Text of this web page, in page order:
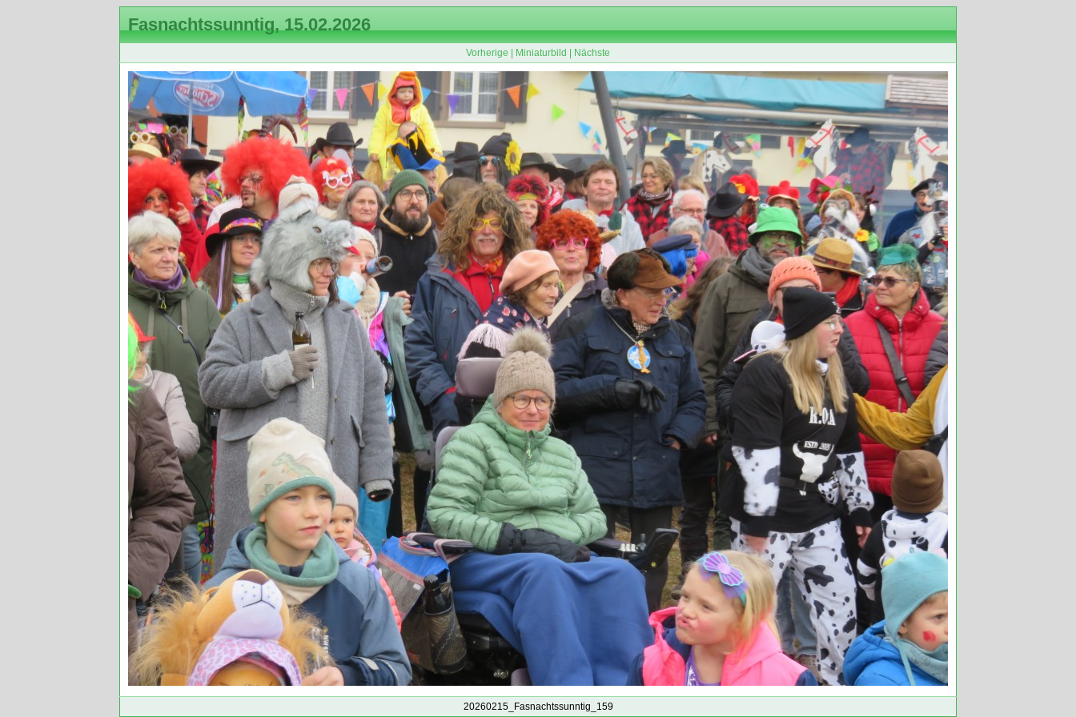
Fasnachtssunntig, 15.02.2026
Vorherige Miniaturbild Nächste
20260215_Fasnachtssunntig_159